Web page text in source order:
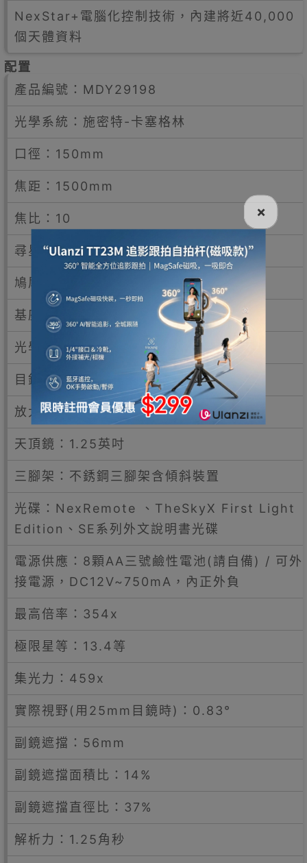
NexStar+電腦化控制技術，內建將近40,000
個天體資料
配置
產品編號：MDY29198
光學系統：施密特-卡塞格林
口徑：150mm
焦距：1500mm
焦比：10
尋星鏡：紅點尋星鏡
鳩尾板：Vixen-type
基座：單叉臂經緯儀
光學鍍膜：Starbright XLT鍍膜
目鏡：25mm
放大倍率：60x
天頂鏡：1.25英吋
三腳架：不銹鋼三腳架含傾斜裝置
光碟：NexRemote 、TheSkyX First Light
Edition、SE系列外文說明書光碟
電源供應：8顆AA三號鹼性電池(請自備) / 可外
接電源，DC12V~750mA，內正外負
最高倍率：354x
極限星等：13.4等
集光力：459x
實際視野(用25mm目鏡時)：0.83°
副鏡遮擋：56mm
副鏡遮擋面積比：14%
副鏡遮擋直徑比：37%
解析力：1.25角秒
×